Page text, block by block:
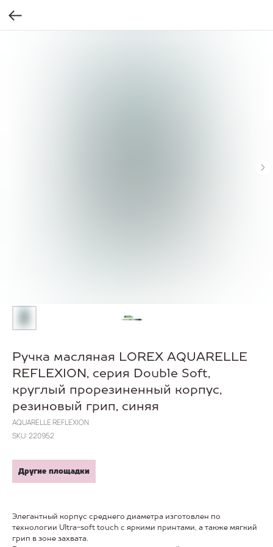
Ручка масляная LOREX AQUARELLE
REFLEXION, серия Double Soft,
круглый прорезиненный корпус,
резиновый грип, синяя
AQUARELLE REFLEXION
SKU:220952
Другие площадки
Элегантный корпус среднего диаметра изготовлен по
технологии Ultra-soft touch с яркими принтами, а также мягкий
грип в зоне захвата.